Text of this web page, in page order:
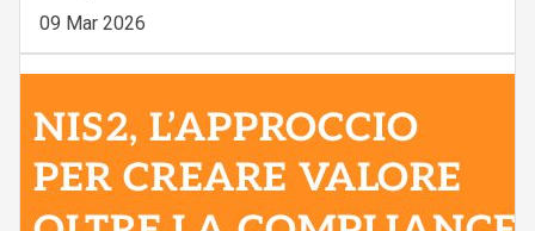
09 Mar 2026